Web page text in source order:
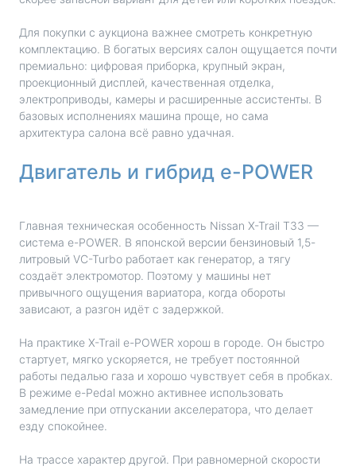
Для покупки с аукциона важнее смотреть конкретную
комплектацию. В богатых версиях салон ощущается почти
премиально: цифровая приборка, крупный экран,
проекционный дисплей, качественная отделка,
электроприводы, камеры и расширенные ассистенты. В
базовых исполнениях машина проще, но сама
архитектура салона всё равно удачная.
Двигатель и гибрид e-POWER
Главная техническая особенность Nissan X-Trail T33 —
система e-POWER. В японской версии бензиновый 1,5-
литровый VC-Turbo работает как генератор, а тягу
создаёт электромотор. Поэтому у машины нет
привычного ощущения вариатора, когда обороты
зависают, а разгон идёт с задержкой.
На практике X-Trail e-POWER хорош в городе. Он быстро
стартует, мягко ускоряется, не требует постоянной
работы педалью газа и хорошо чувствует себя в пробках.
В режиме e-Pedal можно активнее использовать
замедление при отпускании акселератора, что делает
езду спокойнее.
На трассе характер другой. При равномерной скорости